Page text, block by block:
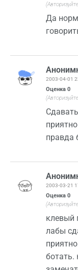
Да
2003-04-01
Оценка 0
правда
2003-03-21
Оценка 0
клевый
лабы
ботать.